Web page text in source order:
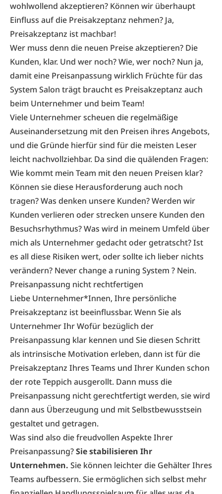
wohlwollend akzeptieren? Können wir überhaupt
Einfluss auf die Preisakzeptanz nehmen? Ja,
Preisakzeptanz ist machbar!
Wer muss denn die neuen Preise akzeptieren? Die
Kunden, klar. Und wer noch? Wie, wer noch? Nun ja,
damit eine Preisanpassung wirklich Früchte für das
System Salon trägt braucht es Preisakzeptanz auch
beim Unternehmer und beim Team!
Viele Unternehmer scheuen die regelmäßige
Auseinandersetzung mit den Preisen ihres Angebots,
und die Gründe hierfür sind für die meisten Leser
leicht nachvollziehbar. Da sind die quälenden Fragen:
Wie kommt mein Team mit den neuen Preisen klar?
Können sie diese Herausforderung auch noch
tragen? Was denken unsere Kunden? Werden wir
Kunden verlieren oder strecken unsere Kunden den
Besuchsrhythmus? Was wird in meinem Umfeld über
mich als Unternehmer gedacht oder getratscht? Ist
es all diese Risiken wert, oder sollte ich lieber nichts
verändern? Never change a runing System ? Nein.
Preisanpassung nicht rechtfertigen
Liebe Unternehmer*Innen, Ihre persönliche
Preisakzeptanz ist beeinflussbar. Wenn Sie als
Unternehmer Ihr Wofür bezüglich der
Preisanpassung klar kennen und Sie diesen Schritt
als intrinsische Motivation erleben, dann ist für die
Preisakzeptanz Ihres Teams und Ihrer Kunden schon
der rote Teppich ausgerollt. Dann muss die
Preisanpassung nicht gerechtfertigt werden, sie wird
dann aus Überzeugung und mit Selbstbewusstsein
gestaltet und getragen.
Was sind also die freudvollen Aspekte Ihrer
Preisanpassung?Sie stabilisieren Ihr
Unternehmen. Sie können leichter die Gehälter Ihres
Teams aufbessern. Sie ermöglichen sich selbst mehr